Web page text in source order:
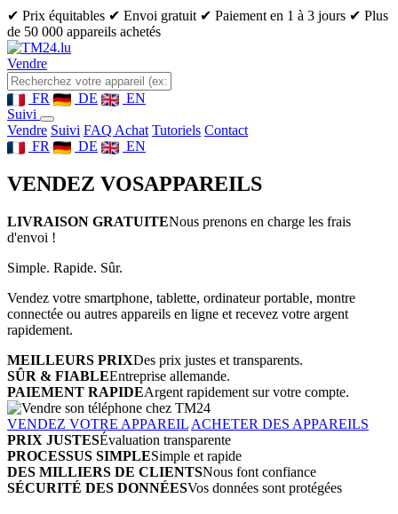
✔ Prix équitables ✔ Envoi gratuit ✔ Paiement en 1 à 3 jours ✔ Plus
de 50 000 appareils achetés
Vendre
FR DE
EN
Suivi
Vendre Suivi FAQ Achat Tutoriels Contact
FR
DE EN
VENDEZ VOSAPPAREILS
LIVRAISON GRATUITENous prenons en charge les frais
d'envoi !
Simple. Rapide. Sûr.
Vendez votre smartphone, tablette, ordinateur portable, montre
connectée ou autres appareils en ligne et recevez votre argent
rapidement.
MEILLEURS PRIXDes prix justes et transparents.
SÛR & FIABLEEntreprise allemande.
PAIEMENT RAPIDEArgent rapidement sur votre compte.
VENDEZ VOTRE APPAREIL ACHETER DES APPAREILS
PRIX JUSTESÉvaluation transparente
PROCESSUS SIMPLESimple et rapide
DES MILLIERS DE CLIENTSNous font confiance
SÉCURITÉ DES DONNÉESVos données sont protégées